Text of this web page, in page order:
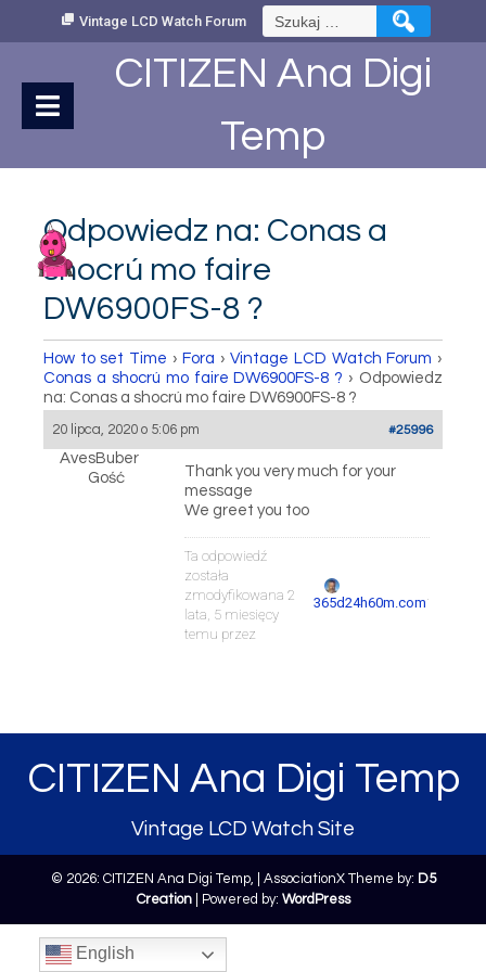
Vintage LCD Watch Forum Szukaj:
CITIZEN Ana Digi
Temp
Odpowiedz na: Conas a
shocrú mo faire
DW6900FS-8 ?
How to set Time › Fora › Vintage LCD Watch Forum ›
Conas a shocrú mo faire DW6900FS-8 ? › Odpowiedz
na: Conas a shocrú mo faire DW6900FS-8 ?
20 lipca, 2020 o 5:06 pm #25996
AvesBuber
Gość
Thank you very much for your
message
We greet you too
Ta odpowiedź
została
zmodyfikowana 2
lata, 5 miesięcy
temu przez
365d24h60m.com.
CITIZEN Ana Digi Temp
Vintage LCD Watch Site
© 2026: CITIZEN Ana Digi Temp, | AssociationX Theme by: D5
Creation| Powered by: WordPress
English